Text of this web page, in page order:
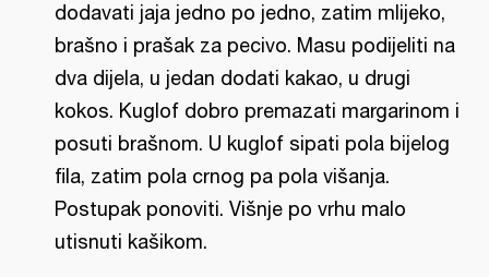
dodavati jaja jedno po jedno, zatim mlijeko,
brašno i prašak za pecivo. Masu podijeliti na
dva dijela, u jedan dodati kakao, u drugi
kokos. Kuglof dobro premazati margarinom i
posuti brašnom. U kuglof sipati pola bijelog
fila, zatim pola crnog pa pola višanja.
Postupak ponoviti. Višnje po vrhu malo
utisnuti kašikom.